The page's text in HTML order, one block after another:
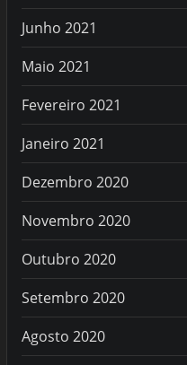
Junho 2021
Maio 2021
Fevereiro 2021
Janeiro 2021
Dezembro 2020
Novembro 2020
Outubro 2020
Setembro 2020
Agosto 2020